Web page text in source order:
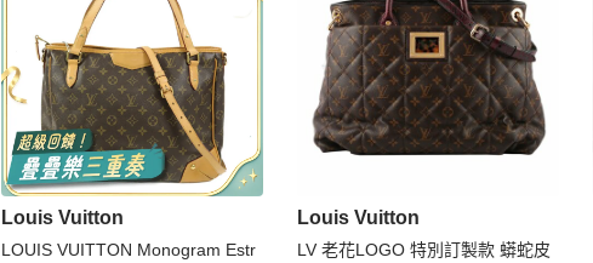
Louis Vuitton
LOUIS VUITTON Monogram Estr
Louis Vuitton
LV 老花LOGO 特別訂製款 蟒蛇皮